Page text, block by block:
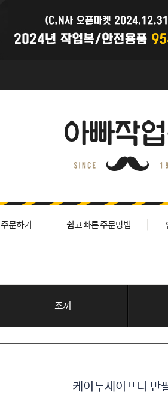
주문하기 쉽고 빠른 주문방법
조끼
케이투세이프티 반